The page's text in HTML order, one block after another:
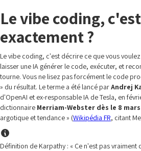
Le vibe coding,
exactement ?
Le vibe coding, c'est décrire ce que vous
laisser une IA générer le code, exécuter, et
tourne. Vous ne lisez pas forcément le code
» du résultat. Le terme a été lancé parAndrej
d'OpenAI et ex-responsable IA de Tesla, en
dictionnaire Merriam-Webster dès le 8
argotique et tendance » (Wikipédia FR, citant
Définition de Karpathy : « Ce n'est pas